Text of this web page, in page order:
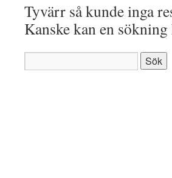
Tyvärr så kunde inga
Kanske kan en
efter: